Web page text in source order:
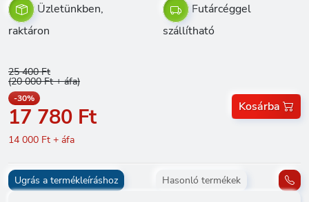
Üzletünkben,
raktáron
Futárcéggel
szállítható
25 400 Ft
(20 000 Ft + áfa)
-30%
17 780 Ft
14 000 Ft + áfa
Kosárba
Ugrás a termékleíráshoz Hasonló termékek